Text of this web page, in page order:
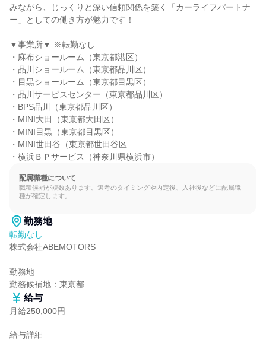
みながら、じっくりと深い信頼関係を築く「カーライフパートナ
ー」としての働き方が魅力です！
▼事業所▼ ※転勤なし
・麻布ショールーム（東京都港区）
・品川ショールーム（東京都品川区）
・目黒ショールーム（東京都目黒区）
・品川サービスセンター（東京都品川区）
・BPS品川（東京都品川区）
・MINI大田（東京都大田区）
・MINI目黒（東京都目黒区）
・MINI世田谷（東京都世田谷区
・横浜ＢＰサービス（神奈川県横浜市）
配属職種について
職種候補が複数あります。選考のタイミングや内定後、入社後などに配属職
種が確定します。
勤務地
転勤なし
株式会社ABEMOTORS
勤務地
勤務候補地：東京都
給与
月給250,000円
給与詳細